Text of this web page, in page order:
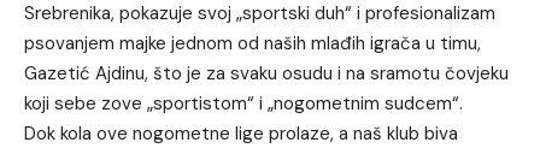
Srebrenika, pokazuje svoj „sportski duh“ i profesionalizam
psovanjem majke jednom od naših mlađih igrača u timu,
Gazetić Ajdinu, što je za svaku osudu i na sramotu čovjeku
koji sebe zove „sportistom“ i „nogometnim sudcem“.
Dok kola ove nogometne lige prolaze, a naš klub biva